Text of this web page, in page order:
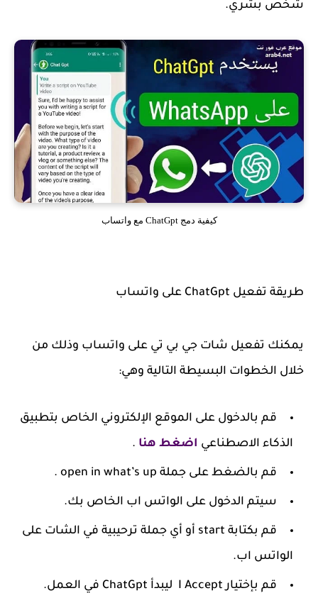
شخص بشري.
كيفية دمج ChatGpt مع واتساب
طريقة تفعيل ChatGpt على واتساب
يمكنك تفعيل شات جي بي تي على واتساب وذلك من
خلال الخطوات البسيطة التالية وهي:
قم بالدخول على الموقع الإلكتروني الخاص بتطبيق
الذكاء الاصطناعي اضغط هنا .
قم بالضغط على جملة open in what’s up .
سيتم الدخول على الواتس اب الخاص بك.
قم بكتابة start أو أي جملة ترحيبية في الشات على
الواتس اب.
قم بإختيار I Accept ليبدأ ChatGpt في العمل.